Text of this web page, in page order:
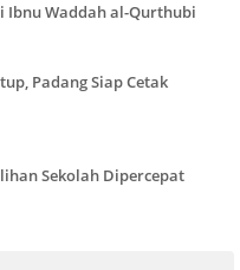
Waddah al-Qurthubi
Padang Siap Cetak
Sekolah Dipercepat